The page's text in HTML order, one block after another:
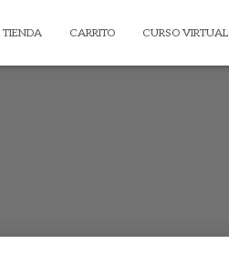
TIENDA CARRITO CURSO VIRTUAL